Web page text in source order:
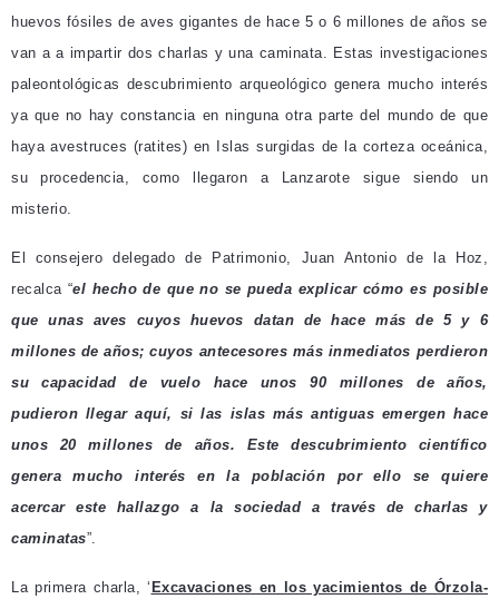
huevos fósiles de aves gigantes de hace 5 o 6 millones de años se
van a a impartir dos charlas y una caminata. Estas investigaciones
paleontológicas descubrimiento arqueológico genera mucho interés
ya que no hay constancia en ninguna otra parte del mundo de que
haya avestruces (ratites) en Islas surgidas de la corteza oceánica,
su procedencia, como llegaron a Lanzarote sigue siendo un
misterio.
El consejero delegado de Patrimonio, Juan Antonio de la Hoz,
recalca “el hecho de que no se pueda explicar cómo es posible
que unas aves cuyos huevos datan de hace más de 5 y 6
millones de años; cuyos antecesores más inmediatos perdieron
su capacidad de vuelo hace unos 90 millones de años,
pudieron llegar aquí, si las islas más antiguas emergen hace
unos 20 millones de años. Este descubrimiento científico
genera mucho interés en la población por ello se quiere
acercar este hallazgo a la sociedad a través de charlas y
caminatas”.
La primera charla, ‘ Excavaciones en los yacimientos de Órzola-